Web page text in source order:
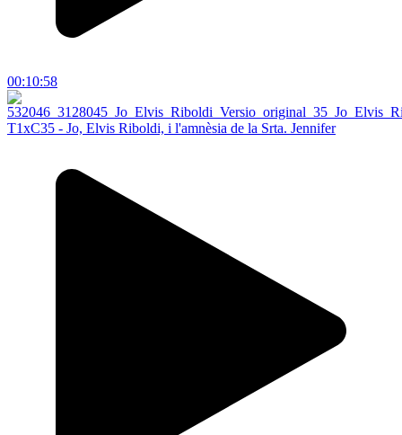
00:10:58
T1xC35 - Jo, Elvis Riboldi, i l'amnèsia de la Srta. Jennifer